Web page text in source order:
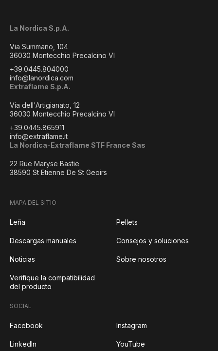
La Nordica S.p.A.
Via Summano, 104
36030 Montecchio Precalcino VI
+39.0445.804000
info@lanordica.com
Extraflame S.p.A.
Via dell'Artigianato, 12
36030 Montecchio Precalcino VI
+39.0445.865911
info@extraflame.it
La Nordica-Extraflame STF France Sas
22 Rue Maryse Bastie
38590 St Etienne De St Geoirs
MAPA DEL SITIO
Leña Pellets
Descargas manuales Consejos y soluciones
Noticias Sobre nosotros
Verifique la compatibilidad
del producto
SOCIAL
Facebook Instagram
LinkedIn YouTube